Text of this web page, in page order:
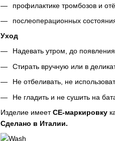
профилактике тромбозов и
послеоперационных
Уход
Надевать утром, до
Стирать вручную или в
Не отбеливать, не
Не гладить и не сушить на
Изделие имеетCE-маркировку
Сделано в Италии.